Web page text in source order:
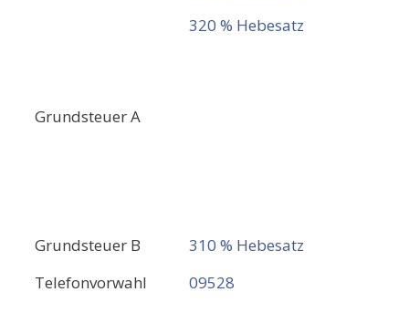
Grundsteuer A
320 % Hebesatz
Grundsteuer B
310 % Hebesatz
Telefonvorwahl
09528